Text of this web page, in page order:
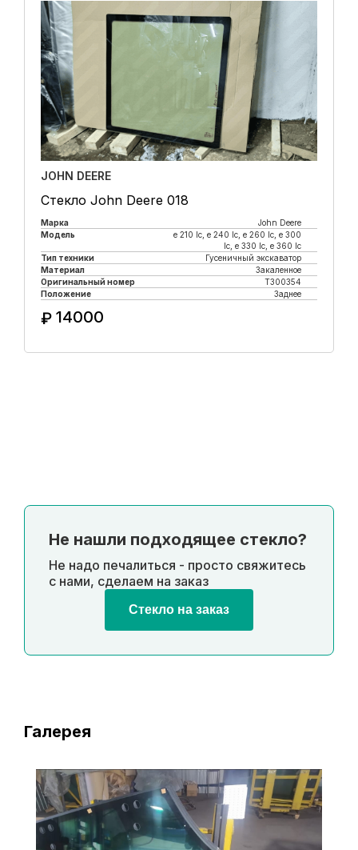
JOHN DEERE
Стекло John Deere 018
Марка
John Deere
Модель
e 210 lc, е 240 lc, e 260 lc, e 300
lc, e 330 lc, e 360 lc
Тип техники
Гусеничный экскаватор
Материал
Закаленное
Оригинальный номер
T300354
Положение
Заднее
₽ 14000
Не нашли подходящее стекло?
Не надо печалиться - просто свяжитесь
с нами, сделаем на заказ
Стекло на заказ
Галерея